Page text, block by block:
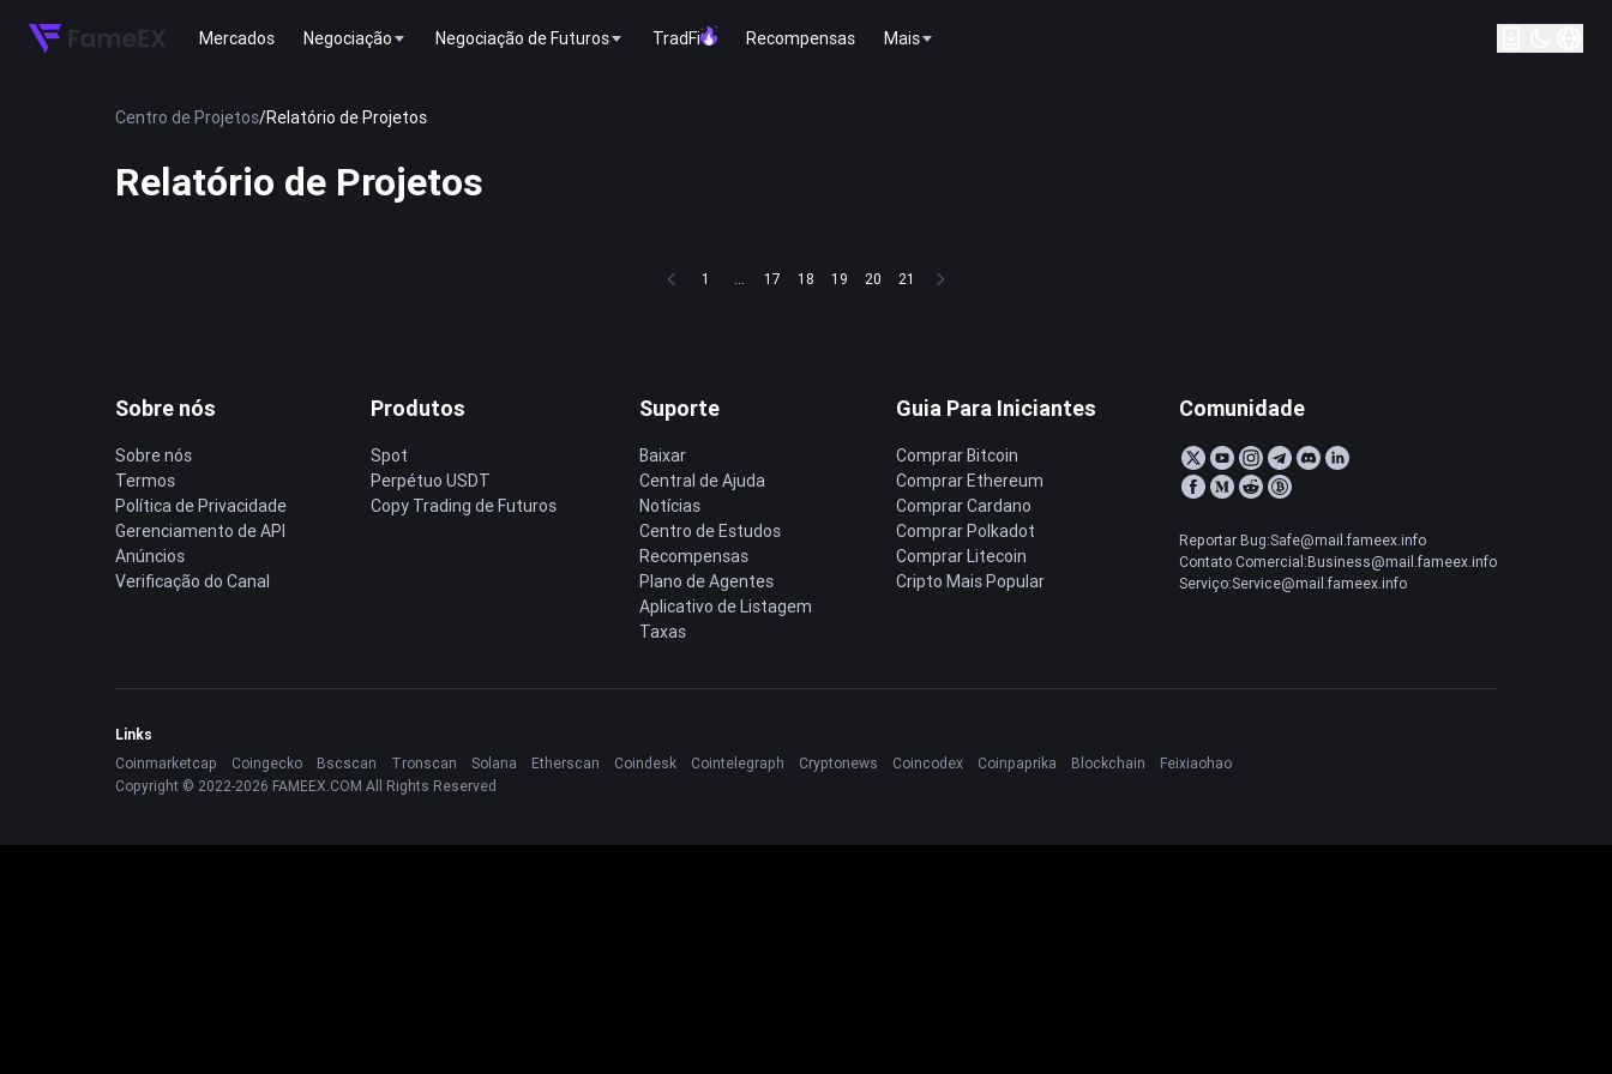
Mercados Negociação Negociação de Futuros TradFi Recompensas Mais
Centro de Projetos/Relatório de Projetos
Relatório de Projetos
1 ... 17 18 19 20 21
Sobre nós
Sobre nós
Termos
Política de Privacidade
Gerenciamento de API
Anúncios
Verificação do Canal
Produtos
Spot
Perpétuo USDT
Copy Trading de Futuros
Suporte
Baixar
Central de Ajuda
Notícias
Centro de Estudos
Recompensas
Plano de Agentes
Aplicativo de Listagem
Taxas
Guia Para Iniciantes
Comprar Bitcoin
Comprar Ethereum
Comprar Cardano
Comprar Polkadot
Comprar Litecoin
Cripto Mais Popular
Comunidade
Reportar Bug:Safe@mail.fameex.info
Contato Comercial:Business@mail.fameex.info
Serviço:Service@mail.fameex.info
Links
Coinmarketcap
Coingecko Bscscan Tronscan Solana Etherscan Coindesk Cointelegraph Cryptonews Coincodex Coinpaprika Blockchain
Feixiaohao
Copyright © 2022-2026 FAMEEX.COM All Rights Reserved